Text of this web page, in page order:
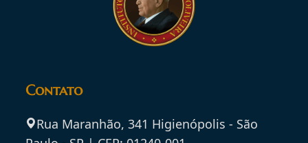
Contato
Rua Maranhão, 341 Higienópolis - São